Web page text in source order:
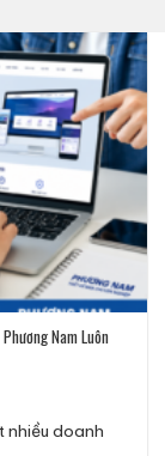
Nam Luôn
nhiều doanh